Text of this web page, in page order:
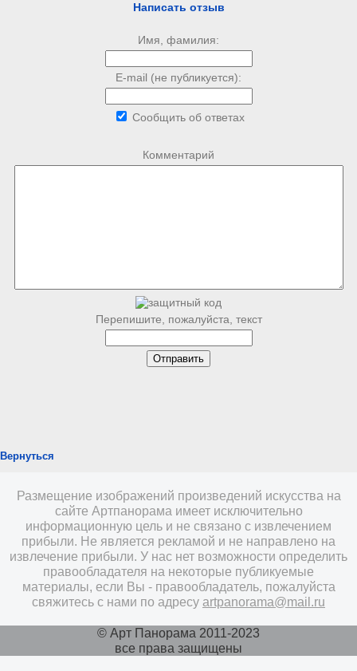
Написать отзыв
Имя, фамилия:
E-mail (не публикуется):
Сообщить об ответах
Комментарий
Перепишите, пожалуйста, текст
Вернуться
Размещение изображений произведений искусства на
сайте Артпанорама имеет исключительно
информационную цель и не связано с извлечением
прибыли. Не является рекламой и не направлено на
извлечение прибыли. У нас нет возможности определить
правообладателя на некоторые публикуемые
материалы, если Вы - правообладатель, пожалуйста
свяжитесь с нами по адресу artpanorama@mail.ru
© Арт Панорама 2011-2023
все права защищены